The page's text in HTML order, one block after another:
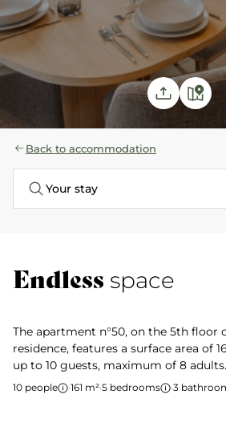
Back to accommodation
Your stay
Endless space
The apartment n°50, on the 5th floor
residence, features a surface area of
up to 10 guests, maximum of 8 adults.
10 people ·161 m²·5 bedrooms ·3